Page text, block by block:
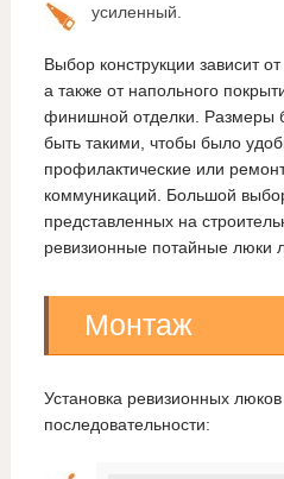
усиленный.
Выбор конструкции зависит
а также от напольного
финишной отделки. Размеры
быть такими, чтобы было
профилактические или
коммуникаций. Большой
представленных на
ревизионные потайные люки
Монтаж
Установка ревизионных
последовательности: